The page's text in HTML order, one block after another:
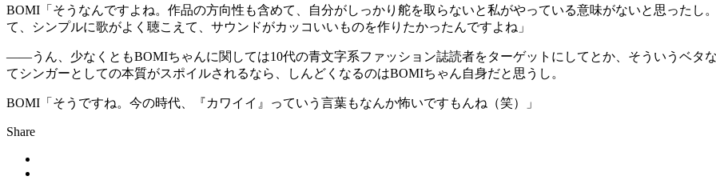
BOMI 「そうなんですよね。作品の方向性も含めて、自分がしっかり舵を取らないと私がやっている意味がないと思ったし
て、シンプルに歌がよく聴こえて、サウンドがカッコいいものを作りたかったんですよね」
——うん、少なくともBOMIちゃんに関しては10代の青文字系ファッション誌読者をターゲットにしてとか、そういうベタ
てシンガーとしての本質がスポイルされるなら、しんどくなるのはBOMIちゃん自身だと思うし。
BOMI 「そうですね。今の時代、『カワイイ』っていう言葉もなんか怖いですもんね（笑）」
Share